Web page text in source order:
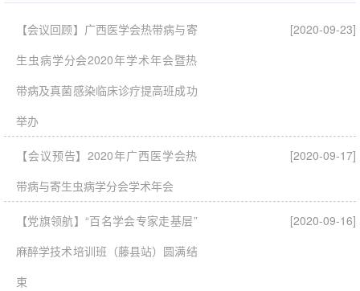
【会议回顾】广西医学会热带病与寄
生虫病学分会2020年学术年会暨热
带病及真菌感染临床诊疗提高班成功
举办
[2020-09-23]
【会议预告】2020年广西医学会热
带病与寄生虫病学分会学术年会
[2020-09-17]
【党旗领航】“百名学会专家走基层”
麻醉学技术培训班（藤县站）圆满结
束
[2020-09-16]